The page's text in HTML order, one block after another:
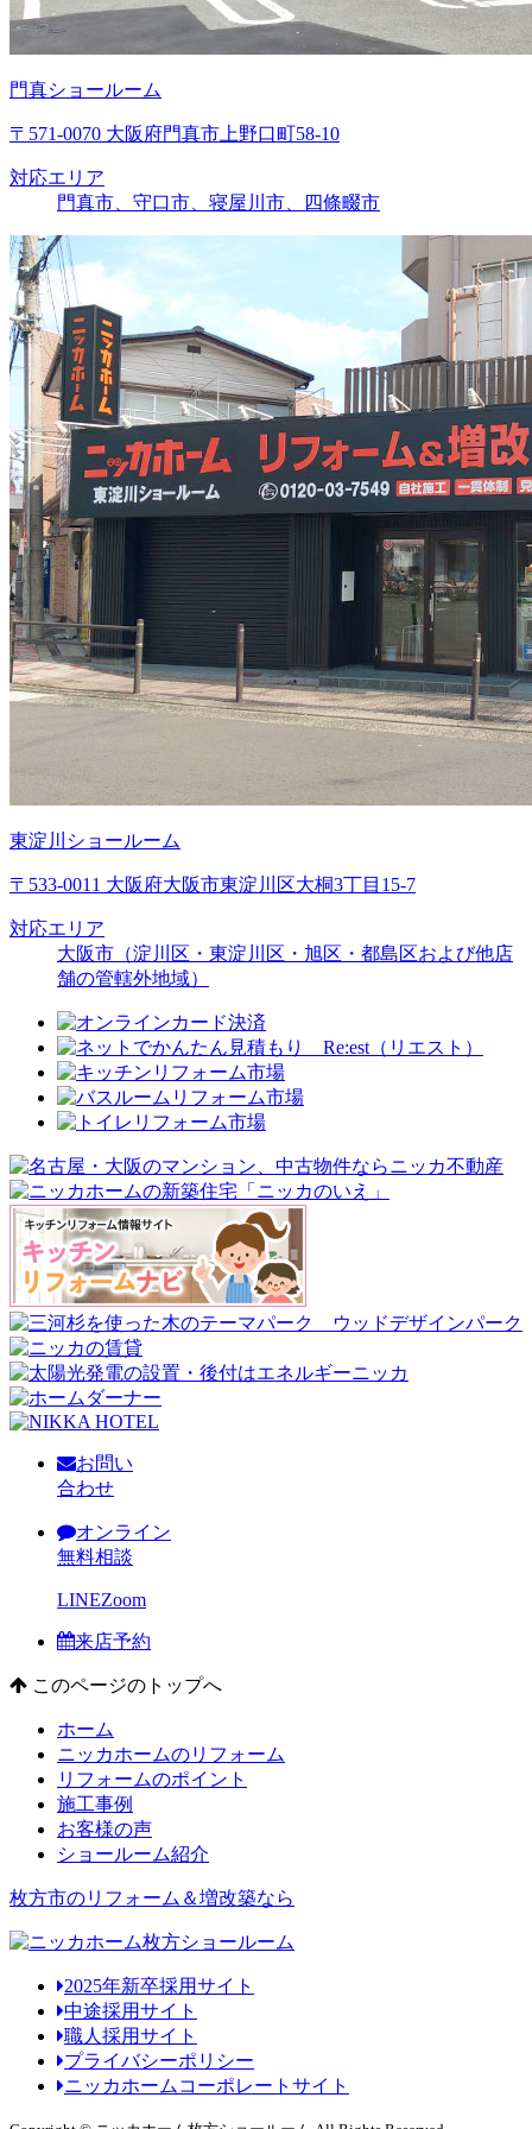
門真ショールーム
〒571-0070 大阪府門真市上野口町58-10
対応エリア
門真市、守口市、寝屋川市、四條畷市
東淀川ショールーム
〒533-0011 大阪府大阪市東淀川区大桐3丁目15-7
対応エリア
大阪市（淀川区・東淀川区・旭区・都島区および他店
舗の管轄外地域）
お問い
合わせ
オンライン
無料相談
LINEZoom
来店予約
このページのトップへ
ホーム
ニッカホームのリフォーム
リフォームのポイント
施工事例
お客様の声
ショールーム紹介
枚方市のリフォーム＆増改築なら
2025年新卒採用サイト
中途採用サイト
職人採用サイト
プライバシーポリシー
ニッカホームコーポレートサイト